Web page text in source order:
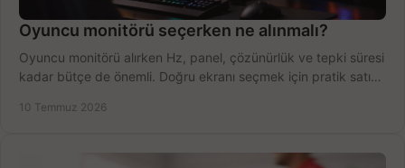
Oyuncu monitörü seçerken ne alınmalı?
Oyuncu monitörü alırken Hz, panel, çözünürlük ve tepki süresi
kadar bütçe de önemli. Doğru ekranı seçmek için pratik satın
10 Temmuz 2026